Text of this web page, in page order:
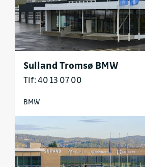
Sulland Tromsø BMW
Tlf: 40 13 07 00
BMW